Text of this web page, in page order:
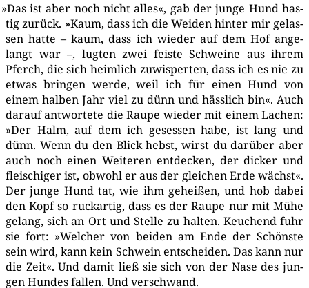
»Das ist aber noch nicht alles«, gab der jun­ge Hund has­
tig zurück. »Kaum, dass ich die Wei­den hin­ter mir gelas­
sen hat­te – kaum, dass ich wie­der auf dem Hof ange­
langt war –, lug­ten zwei feis­te Schwei­ne aus ihrem
Pferch, die sich heim­lich zuwis­per­ten, dass ich es nie zu
etwas brin­gen wer­de, weil ich für einen Hund von
einem hal­ben Jahr viel zu dünn und häss­lich bin«. Auch
dar­auf ant­wor­te­te die Rau­pe wie­der mit einem Lachen:
»Der Halm, auf dem ich geses­sen habe, ist lang und
dünn. Wenn du den Blick hebst, wirst du dar­über aber
auch noch einen Wei­te­ren ent­de­cken, der dicker und
flei­schi­ger ist, obwohl er aus der glei­chen Erde wächst«.
Der jun­ge Hund tat, wie ihm gehei­ßen, und hob dabei
den Kopf so ruck­ar­tig, dass es der Rau­pe nur mit Mühe
gelang, sich an Ort und Stel­le zu hal­ten. Keu­chend fuhr
sie fort: »Wel­cher von bei­den am Ende der Schöns­te
sein wird, kann kein Schwein ent­schei­den. Das kann nur
die Zeit«. Und damit ließ sie sich von der Nase des jun­
gen Hun­des fal­len. Und verschwand.